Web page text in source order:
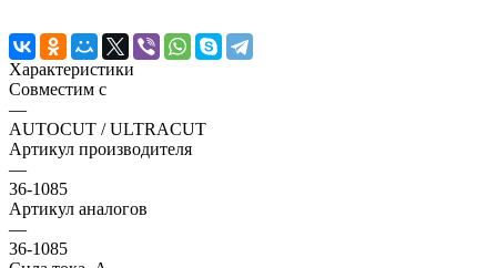
Характеристики
Совместим с
—
AUTOCUT / ULTRACUT
Артикул производителя
—
36-1085
Артикул аналогов
—
36-1085